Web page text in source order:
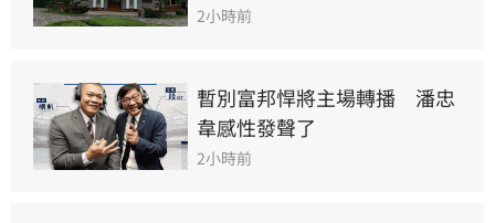
2小時前
暫別富邦悍將主場轉播　潘忠
韋感性發聲了
2小時前